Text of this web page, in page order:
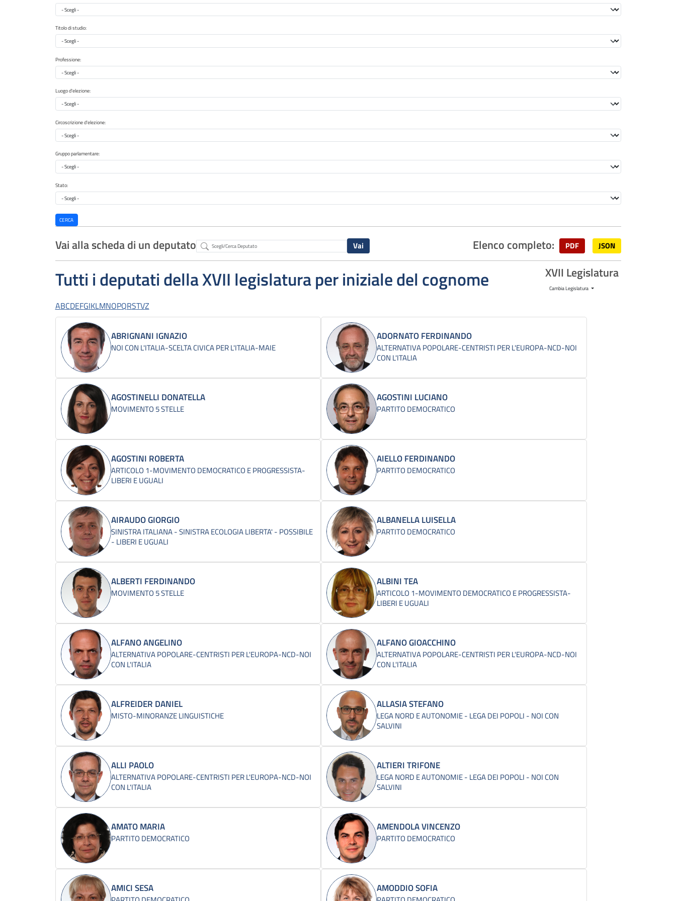
Provincia di nascita
Titolo di studio:
Titolo di studio
Professione:
Professione
Luogo d'elezione:
Luogo d'elezione
Circoscrizione d'elezione:
Circoscrizione d'elezione
Gruppo parlamentare:
Gruppo parlamentare
Stato:
Stato
Vai alla scheda di un deputatoAbstract Elenco completo: PDF JSON
Tutti i deputati della XVII legislatura per iniziale del cognome XVII Legislatura
Cambia Legislatura
ABCDEFGIKLMNOPQRSTVZ
ABRIGNANI IGNAZIO
NOI CON L'ITALIA-SCELTA CIVICA PER L'ITALIA-MAIE
ADORNATO FERDINANDO
ALTERNATIVA POPOLARE-CENTRISTI PER L'EUROPA-NCD-NOI
CON L'ITALIA
AGOSTINELLI DONATELLA
MOVIMENTO 5 STELLE
AGOSTINI LUCIANO
PARTITO DEMOCRATICO
AGOSTINI ROBERTA
ARTICOLO 1-MOVIMENTO DEMOCRATICO E PROGRESSISTA-
LIBERI E UGUALI
AIELLO FERDINANDO
PARTITO DEMOCRATICO
AIRAUDO GIORGIO
SINISTRA ITALIANA - SINISTRA ECOLOGIA LIBERTA' - POSSIBILE
- LIBERI E UGUALI
ALBANELLA LUISELLA
PARTITO DEMOCRATICO
ALBERTI FERDINANDO
MOVIMENTO 5 STELLE
ALBINI TEA
ARTICOLO 1-MOVIMENTO DEMOCRATICO E PROGRESSISTA-
LIBERI E UGUALI
ALFANO ANGELINO
ALTERNATIVA POPOLARE-CENTRISTI PER L'EUROPA-NCD-NOI
CON L'ITALIA
ALFANO GIOACCHINO
ALTERNATIVA POPOLARE-CENTRISTI PER L'EUROPA-NCD-NOI
CON L'ITALIA
ALFREIDER DANIEL
MISTO-MINORANZE LINGUISTICHE
ALLASIA STEFANO
LEGA NORD E AUTONOMIE - LEGA DEI POPOLI - NOI CON
SALVINI
ALLI PAOLO
ALTERNATIVA POPOLARE-CENTRISTI PER L'EUROPA-NCD-NOI
CON L'ITALIA
ALTIERI TRIFONE
LEGA NORD E AUTONOMIE - LEGA DEI POPOLI - NOI CON
SALVINI
AMATO MARIA
PARTITO DEMOCRATICO
AMENDOLA VINCENZO
PARTITO DEMOCRATICO
AMICI SESA AMODDIO SOFIA